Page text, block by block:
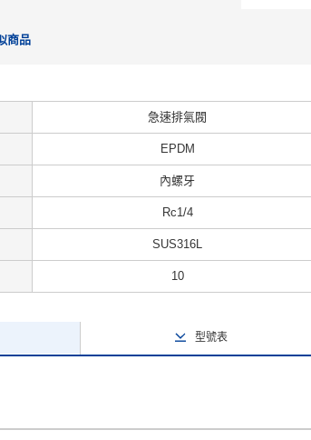
商品
急速排氣閥
EPDM
內螺牙
Rc1/4
SUS316L
10
型號表